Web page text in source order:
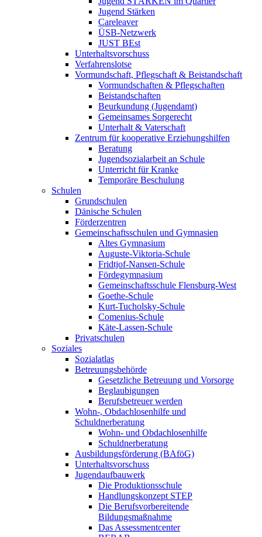
Jugend Stärken
Careleaver
ÜSB-Netzwerk
JUST BEst
Unterhaltsvorschuss
Verfahrenslotse
Vormundschaft, Pflegschaft & Beistandschaft
Vormundschaften & Pflegschaften
Beistandschaften
Beurkundung (Jugendamt)
Gemeinsames Sorgerecht
Unterhalt & Vaterschaft
Zentrum für kooperative Erziehungshilfen
Beratung
Jugendsozialarbeit an Schule
Unterricht für Kranke
Temporäre Beschulung
Schulen
Grundschulen
Dänische Schulen
Förderzentren
Gemeinschaftsschulen und Gymnasien
Altes Gymnasium
Auguste-Viktoria-Schule
Fridtjof-Nansen-Schule
Fördegymnasium
Gemeinschaftsschule Flensburg-West
Goethe-Schule
Kurt-Tucholsky-Schule
Comenius-Schule
Käte-Lassen-Schule
Privatschulen
Soziales
Sozialatlas
Betreuungsbehörde
Gesetzliche Betreuung und Vorsorge
Beglaubigungen
Berufsbetreuer werden
Wohn-, Obdachlosenhilfe und
Schuldnerberatung
Wohn- und Obdachlosenhilfe
Schuldnerberatung
Ausbildungsförderung (BAföG)
Unterhaltsvorschuss
Jugendaufbauwerk
Die Produktionsschule
Handlungskonzept STEP
Die Berufsvorbereitende
Bildungsmaßnahme
Das Assessmentcenter